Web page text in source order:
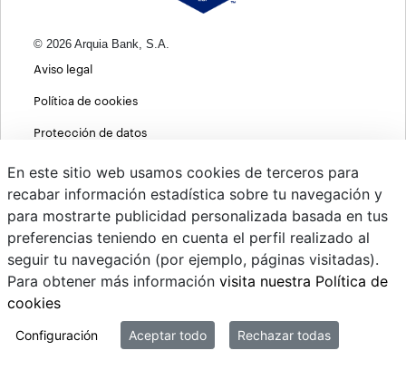
© 2026 Arquia Bank, S.A.
Aviso legal
Política de cookies
Protección de datos
MIFID
Políticas ASG
PSD2
Cambio de divisas
Sistema interno de información
Mi correo @arquiapro.com
En este sitio web usamos cookies de terceros para
recabar información estadística sobre tu navegación y
para mostrarte publicidad personalizada basada en tus
preferencias teniendo en cuenta el perfil realizado al
seguir tu navegación (por ejemplo, páginas visitadas).
Para obtener más información visita nuestra Política de
cookies
Configuración Aceptar todo Rechazar todas